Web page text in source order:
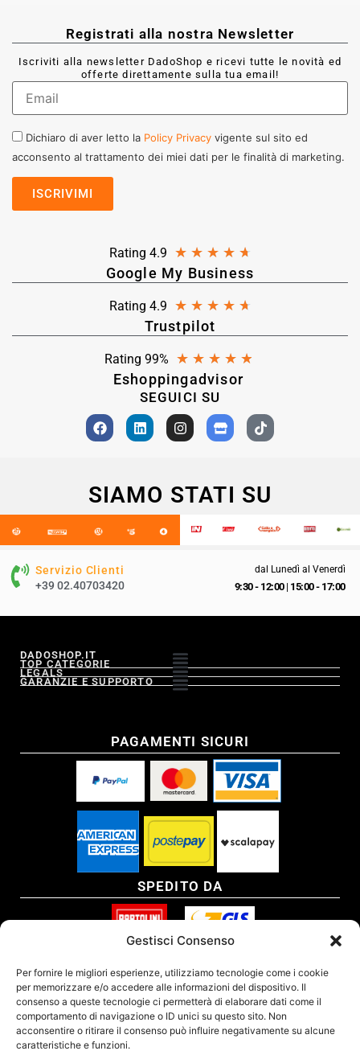
Gestisci Consenso
Per fornire le migliori esperienze, utilizziamo tecnologie come i cookie
per memorizzare e/o accedere alle informazioni del dispositivo. Il
consenso a queste tecnologie ci permetterà di elaborare dati come il
comportamento di navigazione o ID unici su questo sito. Non
acconsentire o ritirare il consenso può influire negativamente su alcune
caratteristiche e funzioni.
Registrati alla nostra Newsletter
Iscriviti alla newsletter DadoShop e ricevi tutte le novità ed
offerte direttamente sulla tua email!
Dichiaro di aver letto la Policy Privacy vigente sul sito ed
acconsento al trattamento dei miei dati per le finalità di marketing.
Rating 4.9 ★ ★ ★ ★ ★
Google My Business
Rating 4.9 ★ ★ ★ ★ ★
Trustpilot
Rating 99% ★ ★ ★ ★ ★
Eshoppingadvisor
SEGUICI SU
SIAMO STATI SU
Servizio Clienti
+39 02.40703420
dal Lunedì al Venerdì
9:30 - 12:00| 15:00 - 17:00
DADOSHOP.IT
TOP CATEGORIE
LEGALS
GARANZIE E SUPPORTO
PAGAMENTI SICURI
SPEDITO DA